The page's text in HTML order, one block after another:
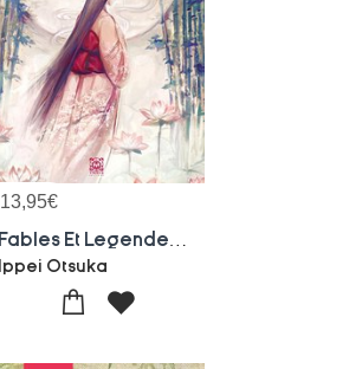
13,95€
Ippei Otsuka